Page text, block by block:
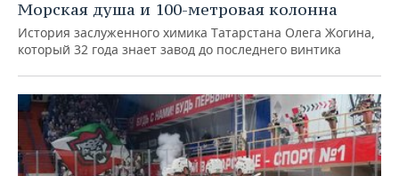
Морская душа и 100-метровая колонна
История заслуженного химика Татарстана Олега Жогина,
который 32 года знает завод до последнего винтика